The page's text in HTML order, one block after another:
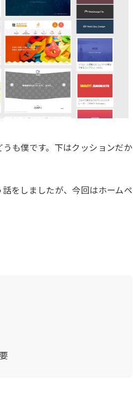
も僕です。下はクッションだか
をしましたが、今回はホームペ